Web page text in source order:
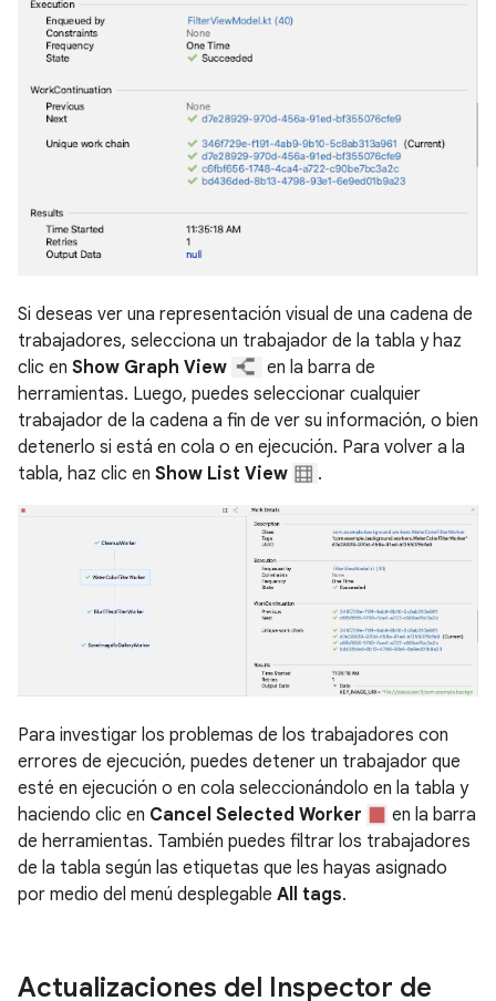
Si deseas ver una representación visual de una cadena de
trabajadores, selecciona un trabajador de la tabla y haz
clic en Show Graph View
en la barra de
herramientas. Luego, puedes seleccionar cualquier
trabajador de la cadena a fin de ver su información, o bien
detenerlo si está en cola o en ejecución. Para volver a la
tabla, haz clic en Show List View .
Para investigar los problemas de los trabajadores con
errores de ejecución, puedes detener un trabajador que
esté en ejecución o en cola seleccionándolo en la tabla y
haciendo clic en Cancel Selected Worker
en la barra
de herramientas. También puedes filtrar los trabajadores
de la tabla según las etiquetas que les hayas asignado
por medio del menú desplegable All tags.
Actualizaciones del Inspector de